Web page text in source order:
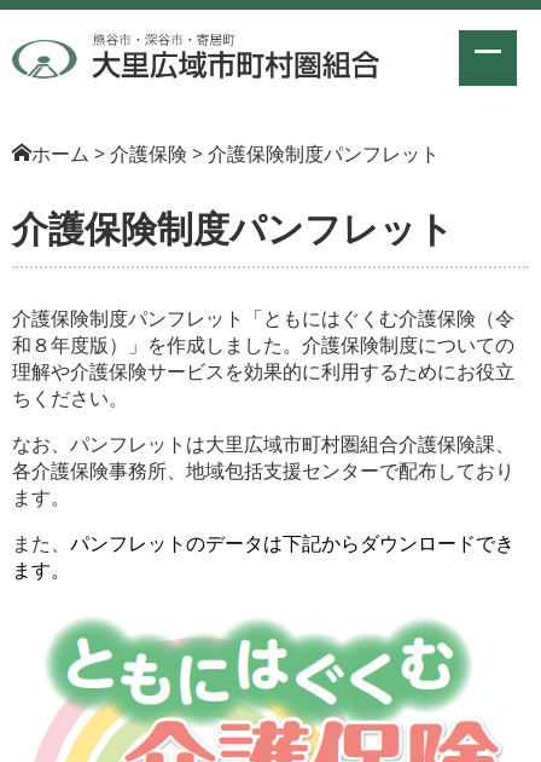
ホーム >介護保険 >介護保険制度パンフレット
介護保険制度パンフレット
介護保険制度パンフレット「ともにはぐくむ介護保険（令
和８年度版）」を作成しました。介護保険制度についての
理解や介護保険サービスを効果的に利用するためにお役立
ちください。
なお、パンフレットは大里広域市町村圏組合介護保険課、
各介護保険事務所、地域包括支援センターで配布しており
ます。
また、 パンフレットのデータは下記からダウンロードでき
ます。